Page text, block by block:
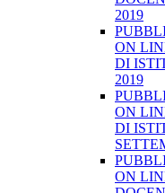
2019
ON
DI
2019
ON
DI
ON